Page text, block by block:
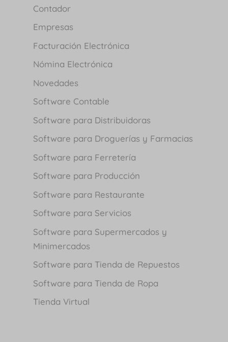
Contador
Empresas
Facturación Electrónica
Nómina Electrónica
Novedades
Software Contable
Software para Distribuidoras
Software para Droguerías y Farmacias
Software para Ferretería
Software para Producción
Software para Restaurante
Software para Servicios
Software para Supermercados y
Minimercados
Software para Tienda de Repuestos
Software para Tienda de Ropa
Tienda Virtual